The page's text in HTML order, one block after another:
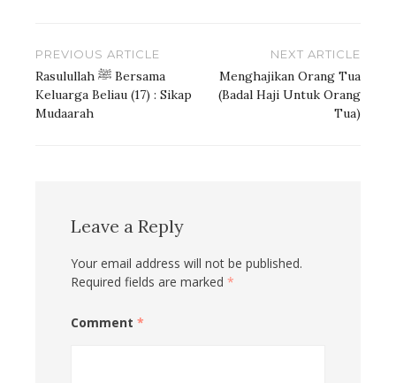
Post
navigation
PREVIOUS ARTICLE
Rasulullah ﷺ Bersama
Keluarga Beliau (17) : Sikap
Mudaarah
NEXT ARTICLE
Menghajikan Orang Tua
(Badal Haji Untuk Orang
Tua)
Leave a Reply
Your email address will not be published.
Required fields are marked *
Comment *